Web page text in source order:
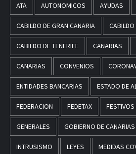
ATA AUTONOMICOS AYUDAS
CABILDO DE GRAN CANARIA CABILDO
CABILDO DE TENERIFE CANARIAS
CANARIAS CONVENIOS
ENTIDADES BANCARIAS ESTADO DE
FEDERACION FEDETAX
GENERALES GOBIERNO DE CANARIAS
INTRUSISMO LEYES MEDIDAS